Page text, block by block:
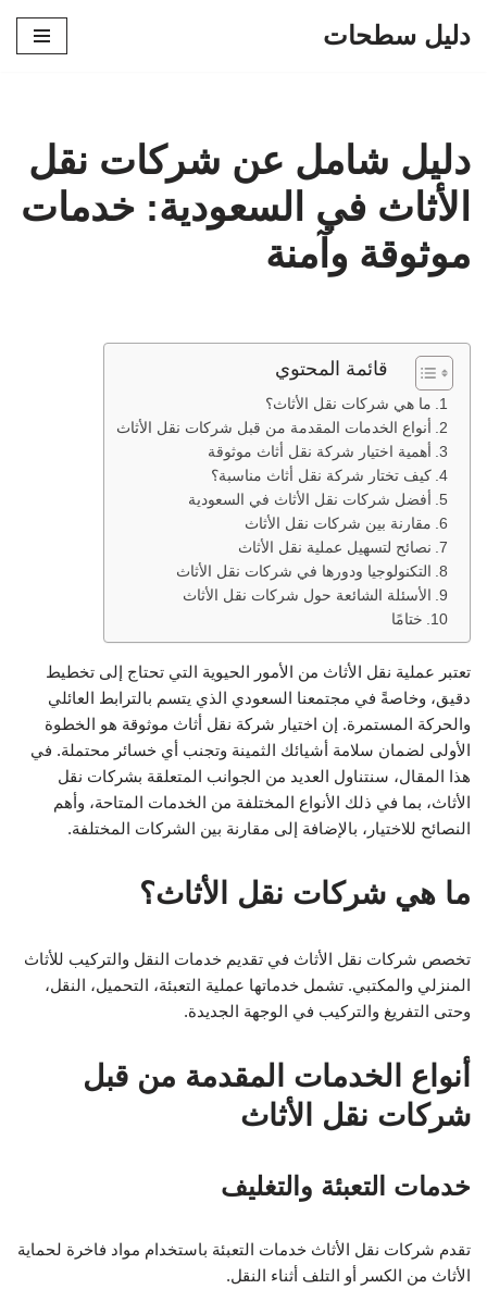
دليل سطحات
دليل شامل عن شركات نقل
الأثاث في السعودية: خدمات
موثوقة وآمنة
قائمة المحتوي
ما هي شركات نقل الأثاث؟
أنواع الخدمات المقدمة من قبل شركات نقل الأثاث
أهمية اختيار شركة نقل أثاث موثوقة
كيف تختار شركة نقل أثاث مناسبة؟
أفضل شركات نقل الأثاث في السعودية
مقارنة بين شركات نقل الأثاث
نصائح لتسهيل عملية نقل الأثاث
التكنولوجيا ودورها في شركات نقل الأثاث
الأسئلة الشائعة حول شركات نقل الأثاث
ختامًا
تعتبر عملية نقل الأثاث من الأمور الحيوية التي تحتاج إلى تخطيط
دقيق، وخاصةً في مجتمعنا السعودي الذي يتسم بالترابط العائلي
والحركة المستمرة. إن اختيار شركة نقل أثاث موثوقة هو الخطوة
الأولى لضمان سلامة أشيائك الثمينة وتجنب أي خسائر محتملة. في
هذا المقال، سنتناول العديد من الجوانب المتعلقة بشركات نقل
الأثاث، بما في ذلك الأنواع المختلفة من الخدمات المتاحة، وأهم
النصائح للاختيار، بالإضافة إلى مقارنة بين الشركات المختلفة.
ما هي شركات نقل الأثاث؟
تخصص شركات نقل الأثاث في تقديم خدمات النقل والتركيب للأثاث
المنزلي والمكتبي. تشمل خدماتها عملية التعبئة، التحميل، النقل،
وحتى التفريغ والتركيب في الوجهة الجديدة.
أنواع الخدمات المقدمة من قبل
شركات نقل الأثاث
خدمات التعبئة والتغليف
تقدم شركات نقل الأثاث خدمات التعبئة باستخدام مواد فاخرة لحماية
الأثاث من الكسر أو التلف أثناء النقل.